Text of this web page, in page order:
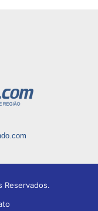
Reservados.